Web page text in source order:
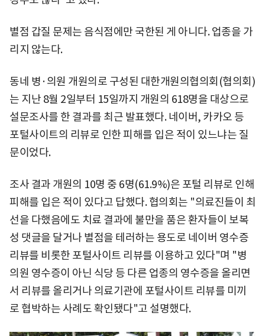
별점 갑질 문제는 음식점에만 국한된 게 아니다. 업종을 가
리지 않는다.
동네 병·의원 개원의로 구성된 대한개원의협의회(협의회)
는 지난 8월 2일부터 15일까지 개원의 618명을 대상으로
설문조사를 한 결과를 최근 발표했다. 네이버, 카카오 등
포털사이트의 리뷰로 인한 피해를 입은 적이 있느냐는 질
문이었다.
조사 결과 개원의 10명 중 6명(61.9%)은 포털 리뷰로 인해
피해를 입은 적이 있다고 답했다. 협의회는 "의료진들이 최
선을 다했음에도 치료 결과에 불만을 품은 환자들이 보복
성 댓글을 달거나 별점을 테러하는 용도로 네이버 영수증
리뷰를 비롯한 포털사이트 리뷰를 이용하고 있다"며 "병
의원 영수증이 아닌 식당 등 다른 업종의 영수증을 올리면
서 리뷰를 올리거나 의료기관에 포털사이트 리뷰를 미끼
로 협박하는 사례도 확인됐다"고 설명했다.